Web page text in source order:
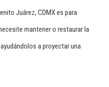
Juárez, CDMX es para
mantener o restaurar la
a proyectar una